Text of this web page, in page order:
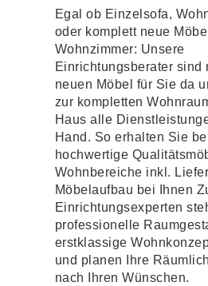
Egal ob Einzelsofa,
oder komplett neue
Wohnzimmer: Unsere
Einrichtungsberater sind
neuen Möbel für Sie da
zur kompletten
Haus alle
Hand. So erhalten Sie
hochwertige
Wohnbereiche inkl.
Möbelaufbau bei Ihnen
Einrichtungsexperten
professionelle
erstklassige
und planen Ihre
nach Ihren Wünschen.